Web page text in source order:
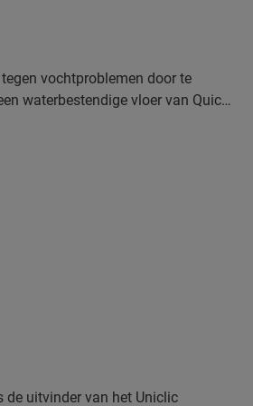
vochtproblemen door te
waterbestendige vloer van Quick-
zien er niet alleen uitzonderlijk
dan ooit verloopt!
de uitvinder van het Uniclic